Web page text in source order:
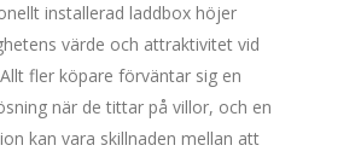
installerad laddbox höjer
värde och attraktivitet vid
fler köpare förväntar sig en
när de tittar på villor, och en
kan vara skillnaden mellan att